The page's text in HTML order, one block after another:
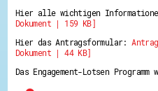
Ehrentag
Hessen
Service-
Hier alle wichtigen
Dokument | 159 KB]
Hier das Antragsformular:
Dokument | 44 KB]
Das Engagement-Lotsen